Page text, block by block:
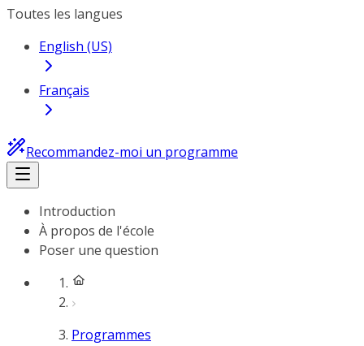
Toutes les langues
English (US)
Français
Recommandez-moi un programme
Introduction
À propos de l'école
Poser une question
Programmes